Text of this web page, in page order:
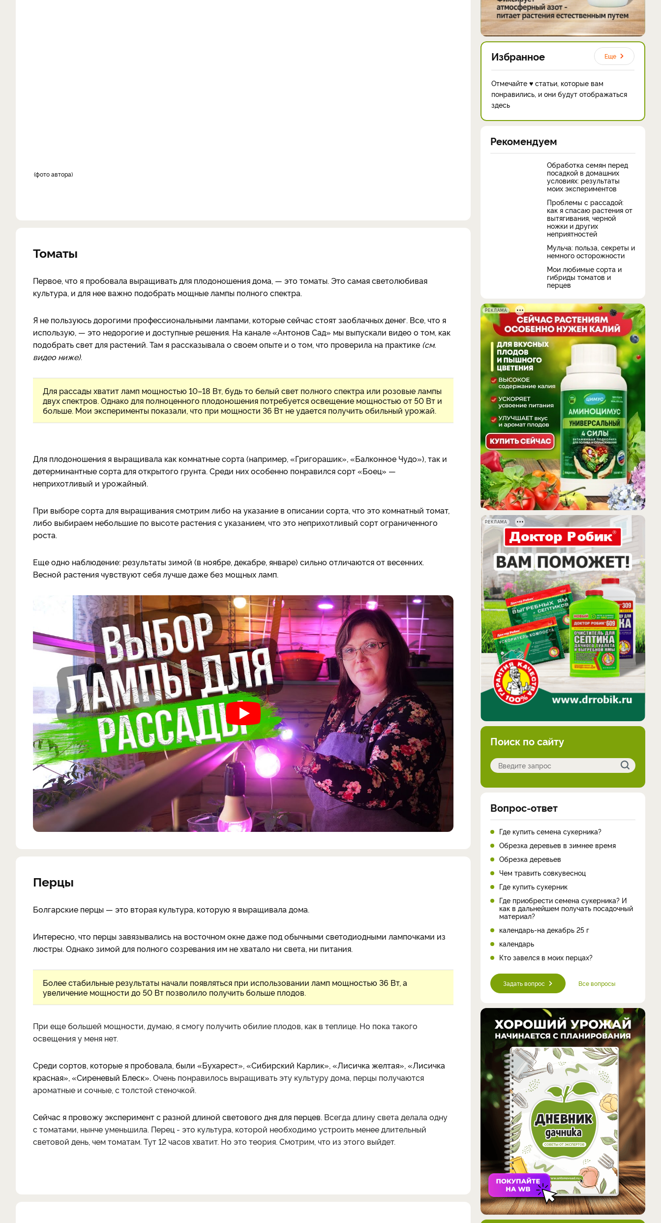
фото автора
Томаты
Первое, что я пробовала выращивать для плодоношения дома, — это томаты. Это самая светолюбивая
культура, и для нее важно подобрать мощные лампы полного спектра.
Я не пользуюсь дорогими профессиональными лампами, которые сейчас стоят заоблачных денег. Все, что я
использую, — это недорогие и доступные решения. На канале «Антонов Cад» мы выпускали видео о том, как
подобрать свет для растений. Там я рассказывала о своем опыте и о том, что проверила на практике (см.
видео ниже).
Для рассады хватит ламп мощностью 10–18 Вт, будь то белый свет полного спектра или розовые лампы
двух спектров. Однако для полноценного плодоношения потребуется освещение мощностью от 50 Вт и
больше. Мои эксперименты показали, что при мощности 36 Вт не удается получить обильный урожай.
Для плодоношения я выращивала как комнатные сорта (например, «Григорашик», «Балконное Чудо»), так и
детерминантные сорта для открытого грунта. Среди них особенно понравился сорт «Боец» —
неприхотливый и урожайный.
При выборе сорта для выращивания смотрим либо на указание в описании сорта, что это комнатный томат,
либо выбираем небольшие по высоте растения с указанием, что это неприхотливый сорт ограниченного
роста.
Еще одно наблюдение: результаты зимой (в ноябре, декабре, январе) сильно отличаются от весенних.
Весной растения чувствуют себя лучше даже без мощных ламп.
Перцы
Болгарские перцы — это вторая культура, которую я выращивала дома.
Интересно, что перцы завязывались на восточном окне даже под обычными светодиодными лампочками из
люстры. Однако зимой для полного созревания им не хватало ни света, ни питания.
Более стабильные результаты начали появляться при использовании ламп мощностью 36 Вт, а
увеличение мощности до 50 Вт позволило получить больше плодов.
При еще большей мощности, думаю, я смогу получить обилие плодов, как в теплице. Но пока такого
освещения у меня нет.
Среди сортов, которые я пробовала, были «Бухарест», «Сибирский Карлик», «Лисичка желтая», «Лисичка
красная», «Сиреневый Блеск». Очень понравилось выращивать эту культуру дома, перцы получаются
ароматные и сочные, с толстой стеночкой.
Сейчас я провожу эксперимент с разной длиной светового дня для перцев. Всегда длину света делала одну
с томатами, нынче уменьшила. Перец - это культура, которой необходимо устроить менее длительный
световой день, чем томатам. Тут 12 часов хватит. Но это теория. Смотрим, что из этого выйдет.
Избранное Еще
Отмечайте ♥ статьи, которые вам
понравились, и они будут отображаться
здесь
Рекомендуем
Обработка семян перед
посадкой в домашних
условиях: результаты
моих экспериментов
Проблемы с рассадой:
как я спасаю растения от
вытягивания, черной
ножки и других
неприятностей
Мульча: польза, секреты и
немного осторожности
Мои любимые сорта и
гибриды томатов и
перцев
РЕКЛАМА
РЕКЛАМА
Поиск по сайту
Вопрос-ответ
Где купить семена сукерника?
Обрезка деревьев в зимнее время
Обрезка деревьев
Чем травить совкувесноц
Где купить сукерник
Где приобрести семена сукерника? И
как в дальнейшем получать посадочный
материал?
календарь-на декабрь 25 г
календарь
Кто завелся в моих перцах?
Задать вопрос Все вопросы